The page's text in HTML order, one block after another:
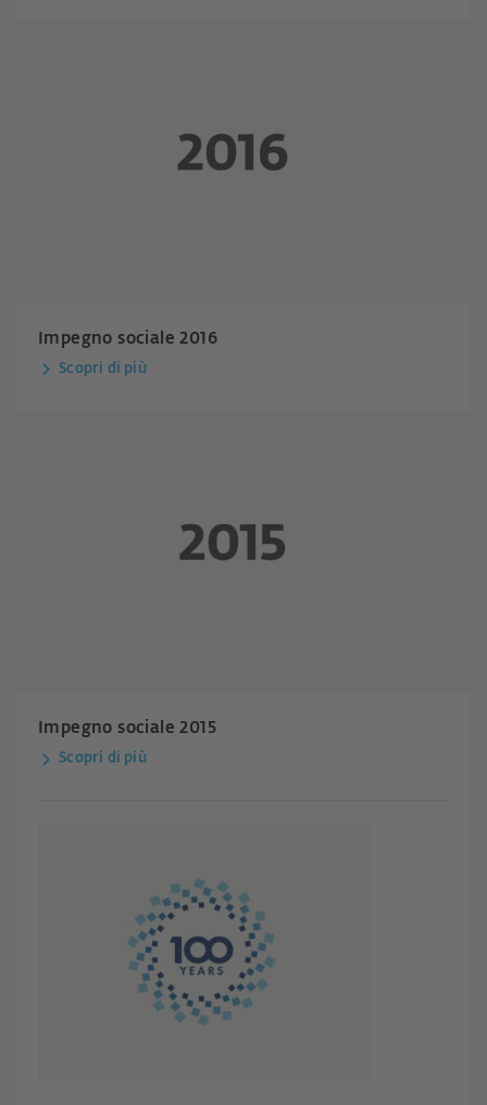
Impegno sociale 2016
Scopri di più
Impegno sociale 2015
Scopri di più